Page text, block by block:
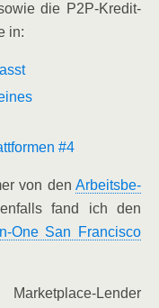
die P2P-Kre­dit­
in:
#4
von den Arbeits­be­
fand ich den
One San Fran­cis­co
Len­der